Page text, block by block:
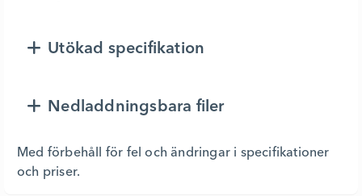
Utökad specifikation
Nedladdningsbara filer
Med förbehåll för fel och ändringar i specifikationer
och priser.